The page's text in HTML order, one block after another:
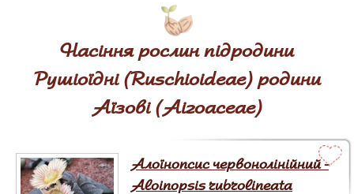
Насіння рослин підродини
Рушіоїдні (Ruschioideae) родини
Аїзові (Aizoaceae)
Алоїнопсис червонолінійний -
Aloinopsis rubrolineata